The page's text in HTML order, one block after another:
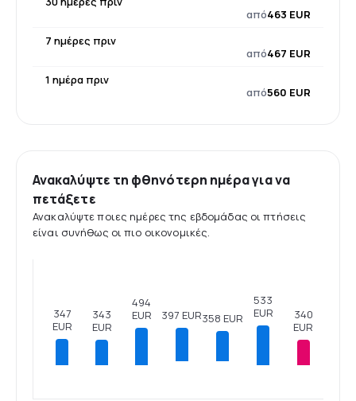
από463 EUR
7 ημέρες πριν
από467 EUR
1 ημέρα πριν
από560 EUR
Ανακαλύψτε τη φθηνότερη ημέρα για να
πετάξετε
Ανακαλύψτε ποιες ημέρες της εβδομάδας οι πτήσεις
είναι συνήθως οι πιο οικονομικές.
347
EUR
343
EUR
494
EUR
397 EUR358 EUR
533
EUR
340
EUR